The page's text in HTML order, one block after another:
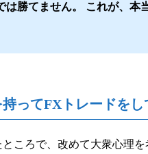
は勝てません。 これが、本
ってFXトレードをし
ころで、改めて大衆心理